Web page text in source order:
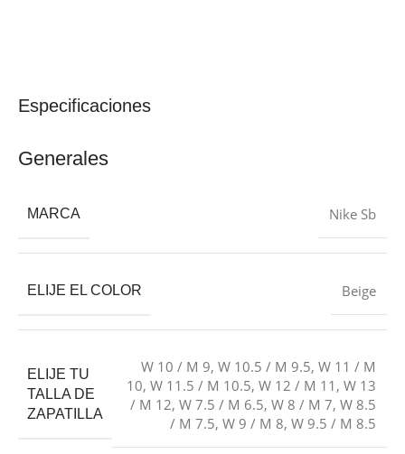
Especificaciones
Generales
MARCA Nike Sb
ELIJE EL COLOR Beige
ELIJE TU
TALLA DE
ZAPATILLA
W 10 / M 9, W 10.5 / M 9.5, W 11 / M
10, W 11.5 / M 10.5, W 12 / M 11 , W 13
/ M 12, W 7.5 / M 6.5, W 8 / M 7, W 8.5
/ M 7.5, W 9 / M 8, W 9.5 / M 8.5